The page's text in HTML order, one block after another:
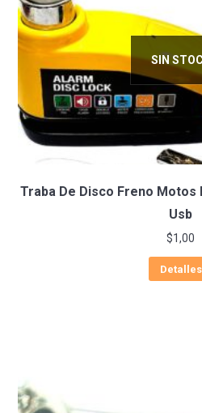
SIN
Traba De Disco Freno Motos
Usb
$1,00
Detalles